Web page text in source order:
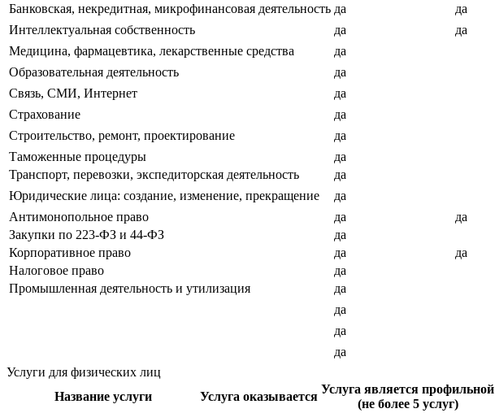
Банковская, некредитная, микрофинансовая деятельность да
да
Интеллектуальная собственность
да
да
Медицина, фармацевтика, лекарственные средства
да
Образовательная деятельность
да
Связь, СМИ, Интернет
да
Страхование
да
Строительство, ремонт, проектирование
да
Таможенные процедуры
да
Транспорт, перевозки, экспедиторская деятельность
да
Юридические лица: создание, изменение, прекращение
да
Антимонопольное право
да
да
Закупки по 223-ФЗ и 44-ФЗ
да
Корпоративное право
да
да
Налоговое право
да
Промышленная деятельность и утилизация
да
да
да
да
Услуги для физических лиц
Название услуги
Услуга оказывается
Услуга является профильной
(не более 5 услуг)